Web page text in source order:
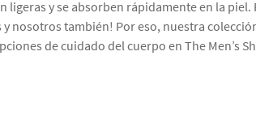
y se absorben rápidamente en la piel.
nosotros también! Por eso, nuestra
de cuidado del cuerpo en The Men’s